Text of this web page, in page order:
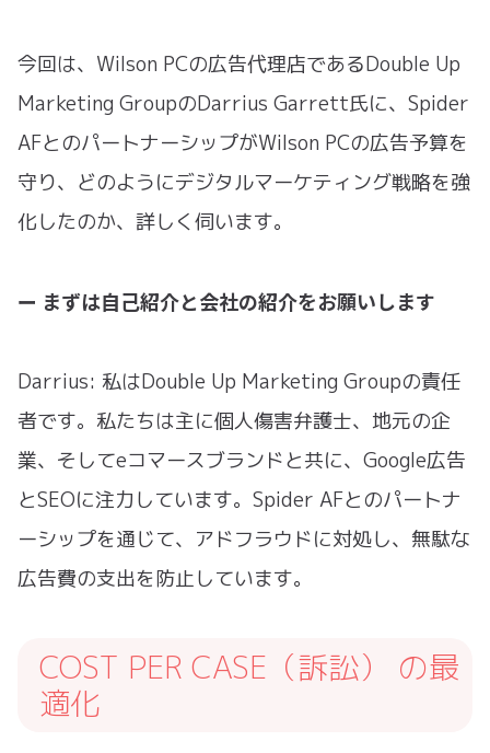
今回は、Wilson PCの広告代理店であるDouble Up
Marketing GroupのDarrius Garrett氏に、Spider
AFとのパートナーシップがWilson PCの広告予算を
守り、どのようにデジタルマーケティング戦略を強
化したのか、詳しく伺います。
ー まずは自己紹介と会社の紹介をお願いします
Darrius: 私はDouble Up Marketing Groupの責任
者です。私たちは主に個人傷害弁護士、地元の企
業、そしてeコマースブランドと共に、Google広告
とSEOに注力しています。Spider AFとのパートナ
ーシップを通じて、アドフラウドに対処し、無駄な
広告費の支出を防止しています。
COST PER CASE（訴訟） の最
適化